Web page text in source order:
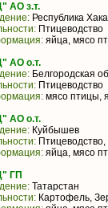
АО з.т.
Республика
Птицеводство
яйца, мясо
АО о.т.
Белгородская
Птицеводство
мясо птицы,
АО о.т.
Куйбышев
яйца, мясо
ГП
Татарстан
Картофель,